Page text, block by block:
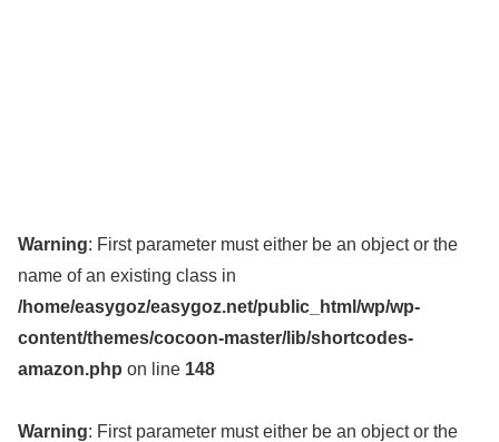
Warning: First parameter must either be an object or the
name of an existing class in
/home/easygoz/easygoz.net/public_html/wp/wp-
content/themes/cocoon-master/lib/shortcodes-
amazon.php on line 148
Warning: First parameter must either be an object or the